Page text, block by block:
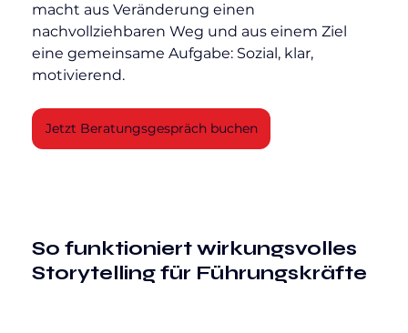
macht aus Veränderung einen
nachvollziehbaren Weg und aus einem Ziel
eine gemeinsame Aufgabe: Sozial, klar,
motivierend.
Jetzt Beratungsgespräch buchen
So funktioniert wirkungsvolles
Storytelling für Führungskräfte